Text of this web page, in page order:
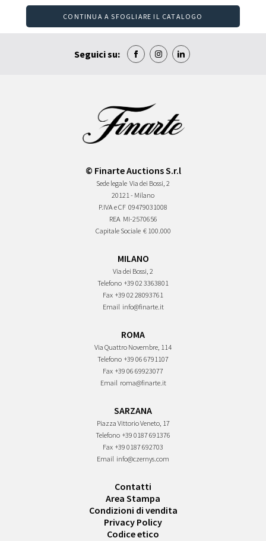
CONTINUA A SFOGLIARE IL CATALOGO
Seguici su:
© Finarte Auctions S.r.l
Sede legale Via dei Bossi, 2
20121 - Milano
P.IVA e CF 09479031008
REA MI-2570656
Capitale Sociale € 100.000
MILANO
Via dei Bossi, 2
Telefono +39 02 3363801
Fax +39 02 28093761
Email info@finarte.it
ROMA
Via Quattro Novembre, 114
Telefono +39 06 6791107
Fax +39 06 69923077
Email roma@finarte.it
SARZANA
Piazza Vittorio Veneto, 17
Telefono +39 0187 691376
Fax +39 0187 692703
Email info@czernys.com
Contatti
Area Stampa
Condizioni di vendita
Privacy Policy
Codice etico